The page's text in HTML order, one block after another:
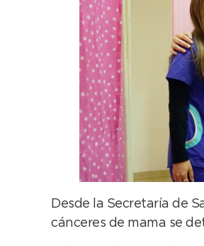
Desde la Secretaría de
cánceres de mama se